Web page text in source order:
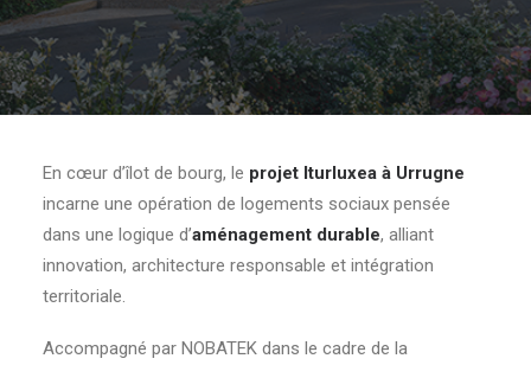
En cœur d’îlot de bourg, le projet Iturluxea à Urrugne
incarne une opération de logements sociaux pensée
dans une logique d’aménagement durable, alliant
innovation, architecture responsable et intégration
territoriale.
Accompagné par NOBATEK dans le cadre de la